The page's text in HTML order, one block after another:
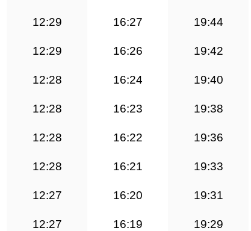
12:29 16:27 19:44
12:29 16:26 19:42
12:28 16:24 19:40
12:28 16:23 19:38
12:28 16:22 19:36
12:28 16:21 19:33
12:27 16:20 19:31
12:27 16:19 19:29